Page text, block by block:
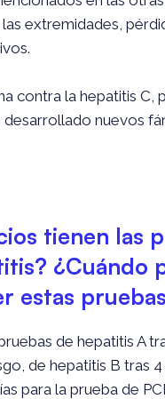
extremidades,
contra la hepatitis C,
desarrollado nuevos
tienen las
¿Cuándo
estas
de hepatitis A
de hepatitis B tras 4
para la prueba de